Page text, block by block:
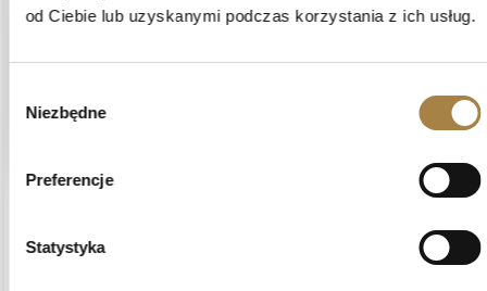
od Ciebie lub uzyskanymi podczas korzystania z ich usług.
zgody
Niezbędne
Preferencje
Statystyka
Bardzo solidnie wykonany mebel , żadna chińszczyzna .